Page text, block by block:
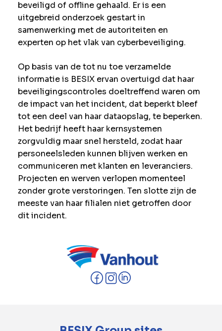
beveiligd of offline gehaald. Er is een
uitgebreid onderzoek gestart in
samenwerking met de autoriteiten en
experten op het vlak van cyberbeveiliging.
Op basis van de tot nu toe verzamelde
informatie is BESIX ervan overtuigd dat haar
beveiligingscontroles doeltreffend waren om
de impact van het incident, dat beperkt bleef
tot een deel van haar dataopslag, te beperken.
Het bedrijf heeft haar kernsystemen
zorgvuldig maar snel hersteld, zodat haar
personeelsleden kunnen blijven werken en
communiceren met klanten en leveranciers.
Projecten en werven verlopen momenteel
zonder grote verstoringen. Ten slotte zijn de
meeste van haar filialen niet getroffen door
dit incident.